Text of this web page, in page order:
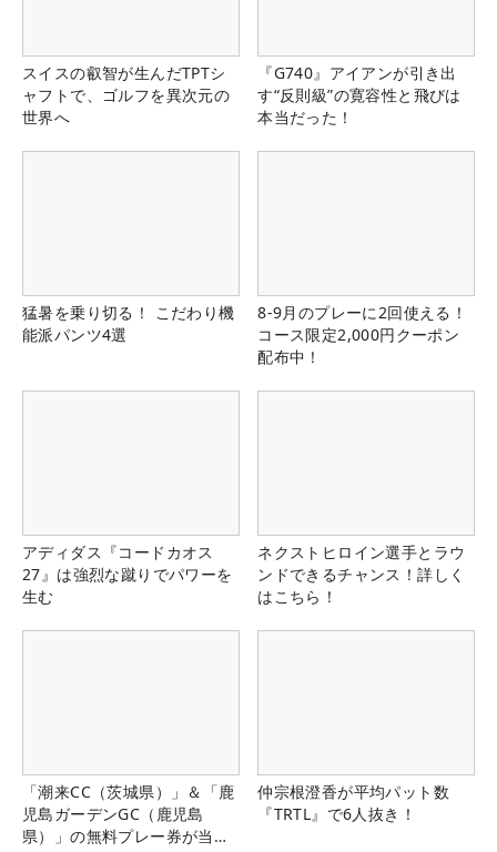
スイスの叡智が生んだTPTシ
ャフトで、ゴルフを異次元の
世界へ
『G740』アイアンが引き出
す“反則級”の寛容性と飛びは
本当だった！
猛暑を乗り切る！ こだわり機
能派パンツ4選
8-9月のプレーに2回使える！
コース限定2,000円クーポン
配布中！
アディダス『コードカオス
27』は強烈な蹴りでパワーを
生む
ネクストヒロイン選手とラウ
ンドできるチャンス！詳しく
はこちら！
「潮来CC（茨城県）」＆「鹿
児島ガーデンGC（鹿児島
県）」の無料プレー券が当た
仲宗根澄香が平均パット数
『TRTL』で6人抜き！